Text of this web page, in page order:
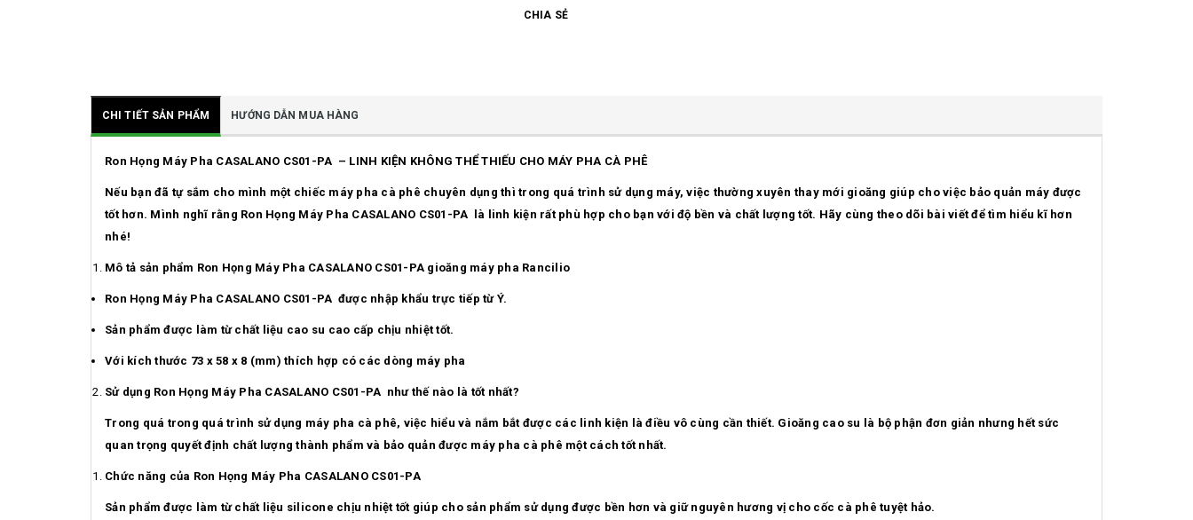
CHIA SẺ
CHI TIẾT SẢN PHẨM HƯỚNG DẪN MUA HÀNG
Ron Họng Máy Pha CASALANO CS01-PA – LINH KIỆN KHÔNG THỂ THIẾU CHO MÁY PHA CÀ PHÊ
Nếu bạn đã tự sắm cho mình một chiếc máy pha cà phê chuyên dụng thì trong quá trình sử dụng máy, việc thường xuyên thay mới gioăng giúp cho việc bảo quản máy được
tốt hơn. Mình nghĩ rằng Ron Họng Máy Pha CASALANO CS01-PA là linh kiện rất phù hợp cho bạn với độ bền và chất lượng tốt. Hãy cùng theo dõi bài viết để tìm hiểu kĩ hơn
nhé!
Mô tả sản phẩm Ron Họng Máy Pha CASALANO CS01-PA gioăng máy pha Rancilio
Ron Họng Máy Pha CASALANO CS01-PA được nhập khẩu trực tiếp từ Ý.
Sản phẩm được làm từ chất liệu cao su cao cấp chịu nhiệt tốt.
Với kích thước 73 x 58 x 8 (mm) thích hợp có các dòng máy pha
Sử dụng Ron Họng Máy Pha CASALANO CS01-PA như thế nào là tốt nhất?
Trong quá trong quá trình sử dụng máy pha cà phê, việc hiểu và nắm bắt được các linh kiện là điều vô cùng cần thiết. Gioăng cao su là bộ phận đơn giản nhưng hết sức
quan trọng quyết định chất lượng thành phẩm và bảo quản được máy pha cà phê một cách tốt nhất.
Chức năng của Ron Họng Máy Pha CASALANO CS01-PA
Sản phẩm được làm từ chất liệu silicone chịu nhiệt tốt giúp cho sản phẩm sử dụng được bền hơn và giữ nguyên hương vị cho cốc cà phê tuyệt hảo.